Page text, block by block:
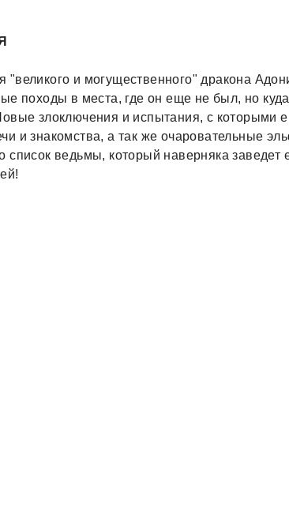
"великого и могущественного" дракона
походы в места, где он еще не был, но
злоключения и испытания, с которыми
и знакомства, а так же очаровательные
список ведьмы, который наверняка заведет